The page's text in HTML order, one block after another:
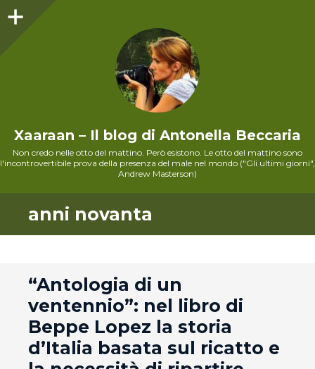
Xaaraan – Il blog di Antonella Beccaria
Non credo nelle otto del mattino. Però esistono. Le otto del mattino sono
l'incontrovertibile prova della presenza del male nel mondo ("Gli ultimi giorni",
Andrew Masterson)
anni novanta
“Antologia di un
ventennio”: nel libro di
Beppe Lopez la storia
d’Italia basata sul ricatto e